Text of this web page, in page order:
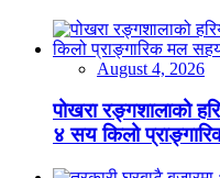
August 4, 2026
पोखरा रङ्गशालाको
४ सय किलो